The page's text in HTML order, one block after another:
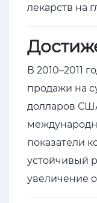
лекарств на
В 2010–2011
продажи на
долларов
показатели
устойчивый
увеличение